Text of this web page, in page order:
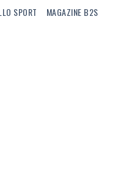
SPORT MAGAZINE B2S